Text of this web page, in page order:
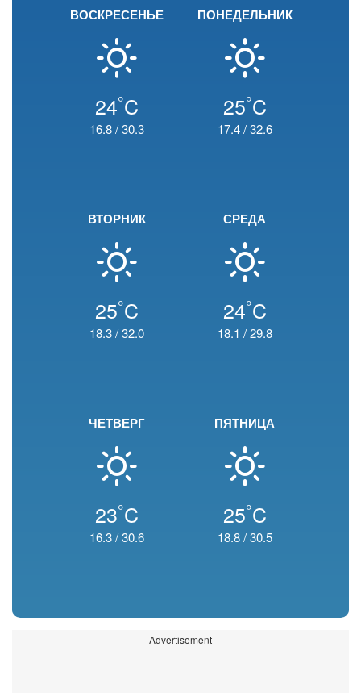
ВОСКРЕСЕНЬЕ
24°C
16.8/30.3
ПОНЕДЕЛЬНИК
25°C
17.4/32.6
ВТОРНИК
25°C
18.3/32.0
СРЕДА
24°C
18.1 /29.8
ЧЕТВЕРГ
23°C
16.3/30.6
ПЯТНИЦА
25°C
18.8/30.5
Advertisement